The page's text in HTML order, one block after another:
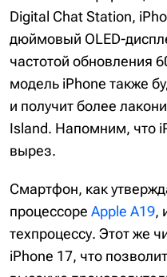
Digital Chat Station,
дюймовый OLED-
частотой обновления
модель iPhone также
и получит более
Island. Напомним, что
вырез.
Смартфон, как
процессоре Apple A19,
техпроцессу. Этот же
iPhone 17, что